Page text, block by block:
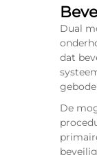
Dual
dat
De